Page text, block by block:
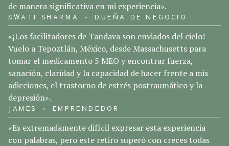
de manera significativa en mi experiencia».
SWATI SHARMA • DUEÑA DE NEGOCIO
«¡Los facilitadores de Tandava son enviados del cielo!
Vuelo a Tepoztlán, México, desde Massachusetts para
tomar el medicamento 5 MEO y encontrar fuerza,
sanación, claridad y la capacidad de hacer frente a mis
adicciones, el trastorno de estrés postraumático y la
depresión».
JAMES • EMPRENDEDOR
«Es extremadamente difícil expresar esta experiencia
con palabras, pero este retiro superó con creces todas